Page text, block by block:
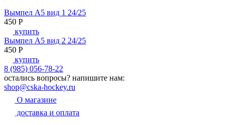
Вымпел А5 вид 1 24/25
450 P
купить
Вымпел А5 вид 2 24/25
450 P
купить
8 (985) 056-78-22
остались вопросы? напишите нам:
shop@cska-hockey.ru
О магазине
доставка и оплата